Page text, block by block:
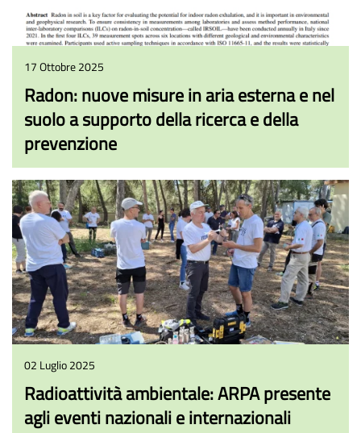
17 Ottobre 2025
Radon: nuove misure in aria esterna e nel
suolo a supporto della ricerca e della
prevenzione
02 Luglio 2025
Radioattività ambientale: ARPA presente
agli eventi nazionali e internazionali